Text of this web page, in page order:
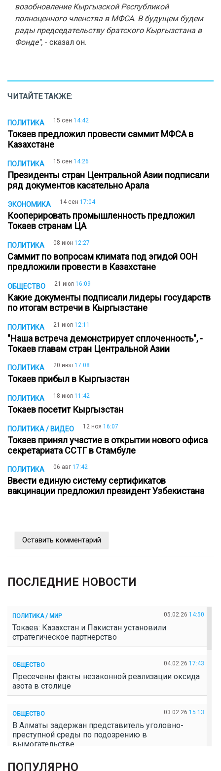
возобновление Кыргызской Республикой
полноценного членства в МФСА. В будущем будем
рады председательству братского Кыргызстана в
Фонде", - сказал он.
ЧИТАЙТЕ ТАКЖЕ:
ПОЛИТИКА 15 сен 14:42
Токаев предложил провести саммит МФСА в
Казахстане
ПОЛИТИКА 15 сен 14:26
Президенты стран Центральной Азии подписали
ряд документов касательно Арала
ЭКОНОМИКА 14 сен 17:04
Кооперировать промышленность предложил
Токаев странам ЦА
ПОЛИТИКА 08 июн 12:27
Саммит по вопросам климата под эгидой ООН
предложили провести в Казахстане
ОБЩЕСТВО 21 июл 16:09
Какие документы подписали лидеры государств
по итогам встречи в Кыргызстане
ПОЛИТИКА 21 июл 12:11
"Наша встреча демонстрирует сплоченность", -
Токаев главам стран Центральной Азии
ПОЛИТИКА 20 июл 17:08
Токаев прибыл в Кыргызстан
ПОЛИТИКА 18 июл 11:42
Токаев посетит Кыргызстан
ПОЛИТИКА / ВИДЕО 12 ноя 16:07
Токаев принял участие в открытии нового офиса
секретариата ССТГ в Стамбуле
ПОЛИТИКА 06 авг 17:42
Ввести единую систему сертификатов
вакцинации предложил президент Узбекистана
Оставить комментарий
ПОСЛЕДНИЕ НОВОСТИ
ПОЛИТИКА / МИР 05.02.26 14:50
Токаев: Казахстан и Пакистан установили
стратегическое партнерство
ОБЩЕСТВО 04.02.26 17:43
Пресечены факты незаконной реализации оксида
азота в столице
ОБЩЕСТВО 03.02.26 15:13
В Алматы задержан представитель уголовно-
преступной среды по подозрению в
вымогательстве
ПОПУЛЯРНО